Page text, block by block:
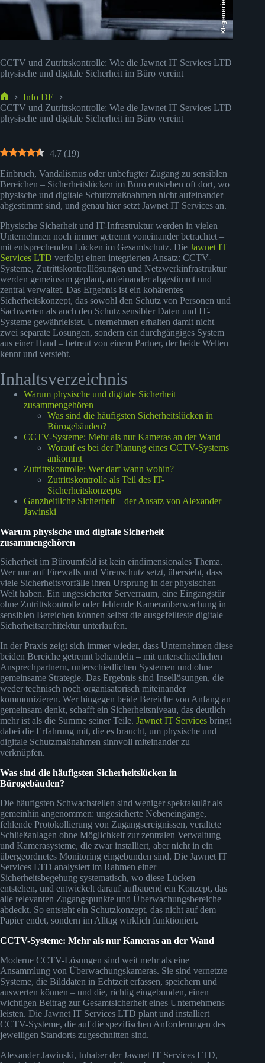
KI-generiert
CCTV und Zutrittskontrolle: Wie die Jawnet IT Services LTD
physische und digitale Sicherheit im Büro vereint
Start
Info DE
CCTV und Zutrittskontrolle: Wie die Jawnet IT Services LTD
physische und digitale Sicherheit im Büro vereint
4.7 (19)
Einbruch, Vandalismus oder unbefugter Zugang zu sensiblen
Bereichen – Sicherheitslücken im Büro entstehen oft dort, wo
physische und digitale Schutzmaßnahmen nicht aufeinander
abgestimmt sind, und genau hier setzt Jawnet IT Services an.
Physische Sicherheit und IT-Infrastruktur werden in vielen
Unternehmen noch immer getrennt voneinander betrachtet –
mit entsprechenden Lücken im Gesamtschutz. Die Jawnet IT
Services LTD verfolgt einen integrierten Ansatz: CCTV-
Systeme, Zutrittskontrolllösungen und Netzwerkinfrastruktur
werden gemeinsam geplant, aufeinander abgestimmt und
zentral verwaltet. Das Ergebnis ist ein kohärentes
Sicherheitskonzept, das sowohl den Schutz von Personen und
Sachwerten als auch den Schutz sensibler Daten und IT-
Systeme gewährleistet. Unternehmen erhalten damit nicht
zwei separate Lösungen, sondern ein durchgängiges System
aus einer Hand – betreut von einem Partner, der beide Welten
kennt und versteht.
Inhaltsverzeichnis
Warum physische und digitale Sicherheit
zusammengehören
Was sind die häufigsten Sicherheitslücken in
Bürogebäuden?
CCTV-Systeme: Mehr als nur Kameras an der Wand
Worauf es bei der Planung eines CCTV-Systems
ankommt
Zutrittskontrolle: Wer darf wann wohin?
Zutrittskontrolle als Teil des IT-
Sicherheitskonzepts
Ganzheitliche Sicherheit – der Ansatz von Alexander
Jawinski
Warum physische und digitale Sicherheit
zusammengehören
Sicherheit im Büroumfeld ist kein eindimensionales Thema.
Wer nur auf Firewalls und Virenschutz setzt, übersieht, dass
viele Sicherheitsvorfälle ihren Ursprung in der physischen
Welt haben. Ein ungesicherter Serverraum, eine Eingangstür
ohne Zutrittskontrolle oder fehlende Kameraüberwachung in
sensiblen Bereichen können selbst die ausgefeilteste digitale
Sicherheitsarchitektur unterlaufen.
In der Praxis zeigt sich immer wieder, dass Unternehmen diese
beiden Bereiche getrennt behandeln – mit unterschiedlichen
Ansprechpartnern, unterschiedlichen Systemen und ohne
gemeinsame Strategie. Das Ergebnis sind Insellösungen, die
weder technisch noch organisatorisch miteinander
kommunizieren. Wer hingegen beide Bereiche von Anfang an
gemeinsam denkt, schafft ein Sicherheitsniveau, das deutlich
mehr ist als die Summe seiner Teile. Jawnet IT Services bringt
dabei die Erfahrung mit, die es braucht, um physische und
digitale Schutzmaßnahmen sinnvoll miteinander zu
verknüpfen.
Was sind die häufigsten Sicherheitslücken in
Bürogebäuden?
Die häufigsten Schwachstellen sind weniger spektakulär als
gemeinhin angenommen: ungesicherte Nebeneingänge,
fehlende Protokollierung von Zugangsereignissen, veraltete
Schließanlagen ohne Möglichkeit zur zentralen Verwaltung
und Kamerasysteme, die zwar installiert, aber nicht in ein
übergeordnetes Monitoring eingebunden sind. Die Jawnet IT
Services LTD analysiert im Rahmen einer
Sicherheitsbegehung systematisch, wo diese Lücken
entstehen, und entwickelt darauf aufbauend ein Konzept, das
alle relevanten Zugangspunkte und Überwachungsbereiche
abdeckt. So entsteht ein Schutzkonzept, das nicht auf dem
Papier endet, sondern im Alltag wirklich funktioniert.
CCTV-Systeme: Mehr als nur Kameras an der Wand
Moderne CCTV-Lösungen sind weit mehr als eine
Ansammlung von Überwachungskameras. Sie sind vernetzte
Systeme, die Bilddaten in Echtzeit erfassen, speichern und
auswerten können – und die, richtig eingebunden, einen
wichtigen Beitrag zur Gesamtsicherheit eines Unternehmens
leisten. Die Jawnet IT Services LTD plant und installiert
CCTV-Systeme, die auf die spezifischen Anforderungen des
jeweiligen Standorts zugeschnitten sind.
Alexander Jawinski, Inhaber der Jawnet IT Services LTD,